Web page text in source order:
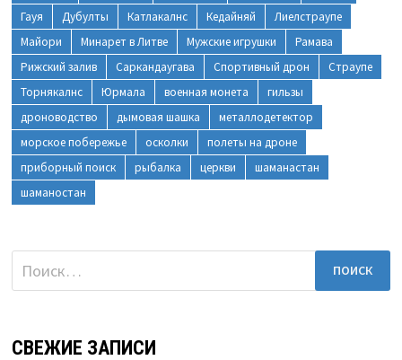
Гауя
Дубулты Катлакалнс Кедайняй
Лиелстраупе
Майори
Минарет в Литве Мужские игрушки
Рамава
Рижский залив
Саркандаугава Спортивный дрон
Страупе
Торнякалнс
Юрмала военная монета
гильзы
дроноводство
дымовая шашка
металлодетектор
морское побережье
осколки
полеты на дроне
приборный поиск
рыбалка церкви
шаманастан
шаманостан
Найти:
СВЕЖИЕ ЗАПИСИ